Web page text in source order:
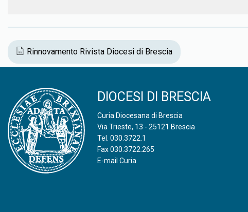
Rinnovamento Rivista Diocesi di Brescia
DIOCESI DI BRESCIA
Curia Diocesana di Brescia
Via Trieste, 13 - 25121 Brescia
Tel. 030.3722.1
Fax 030.3722.265
E-mail Curia